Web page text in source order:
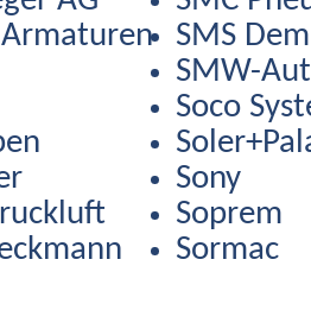
SMS
SMW-
Soco
Sony
Soprem
Sormac